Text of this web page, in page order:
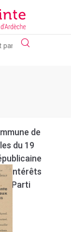
)
default styling
de
du 19
Intérêts
le Parti